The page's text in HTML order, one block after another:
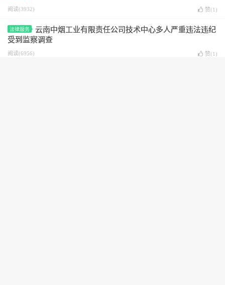
阅读(3932) 赞(1 )
法律服务
云南中烟工业有限责任公司技术中心多人严重违法违纪
受到监察调查
阅读(6956) 赞(1 )